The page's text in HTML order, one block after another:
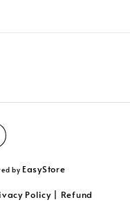
by EasyStore
Policy | Refund